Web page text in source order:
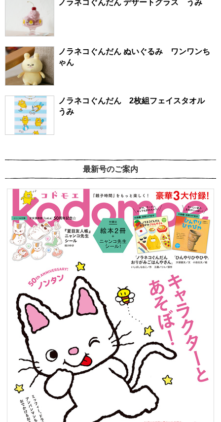
ノラネコぐんだん デザートグラス うみ
ノラネコぐんだん ぬいぐるみ ワンワンち
ゃん
ノラネコぐんだん 2枚組フェイスタオル
うみ
最新号のご案内